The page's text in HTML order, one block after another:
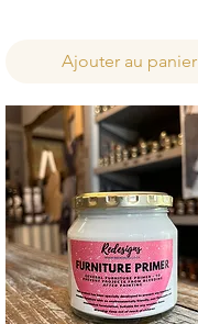
Ajouter au panier